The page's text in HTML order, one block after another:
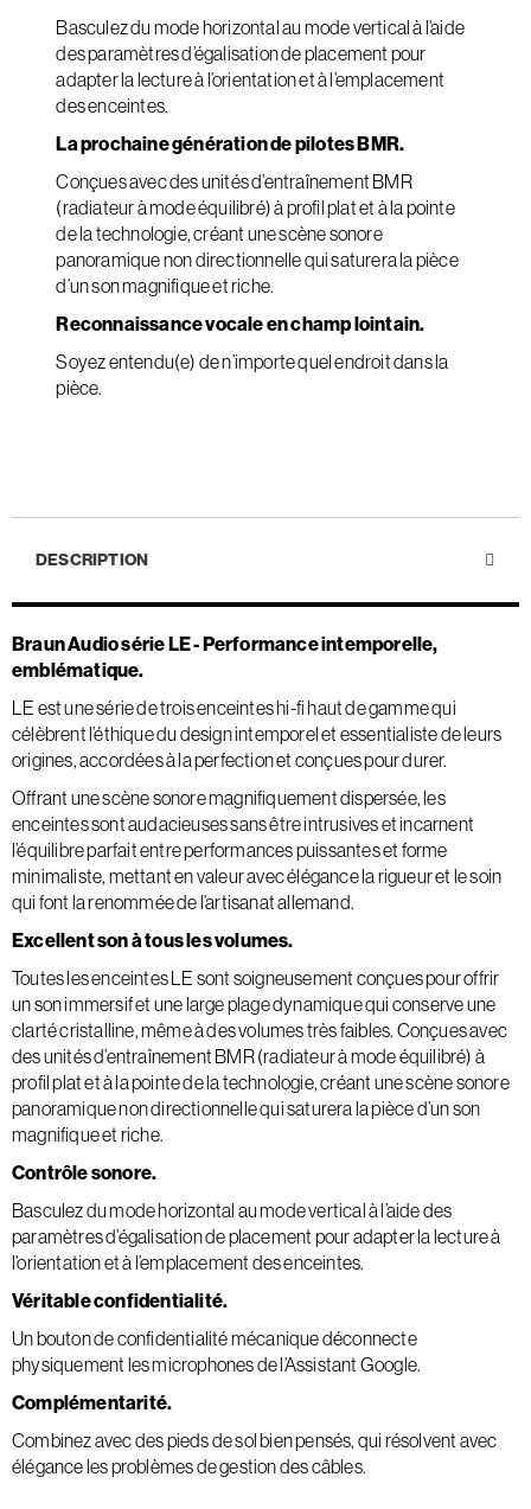
Basculez du mode horizontal au mode vertical à l’aide
des paramètres d’égalisation de placement pour
adapter la lecture à l’orientation et à l’emplacement
des enceintes.
La prochaine génération de pilotes BMR.
Conçues avec des unités d’entraînement BMR
(radiateur à mode équilibré) à profil plat et à la pointe
de la technologie, créant une scène sonore
panoramique non directionnelle qui saturera la pièce
d’un son magnifique et riche.
Reconnaissance vocale en champ lointain.
Soyez entendu(e) de n’importe quel endroit dans la
pièce.
DESCRIPTION
Braun Audio série LE - Performance intemporelle,
emblématique.
LE est une série de trois enceintes hi-fi haut de gamme qui
célèbrent l’éthique du design intemporel et essentialiste de leurs
origines, accordées à la perfection et conçues pour durer.
Offrant une scène sonore magnifiquement dispersée, les
enceintes sont audacieuses sans être intrusives et incarnent
l’équilibre parfait entre performances puissantes et forme
minimaliste, mettant en valeur avec élégance la rigueur et le soin
qui font la renommée de l’artisanat allemand.
Excellent son à tous les volumes.
Toutes les enceintes LE sont soigneusement conçues pour offrir
un son immersif et une large plage dynamique qui conserve une
clarté cristalline, même à des volumes très faibles. Conçues avec
des unités d’entraînement BMR (radiateur à mode équilibré) à
profil plat et à la pointe de la technologie, créant une scène sonore
panoramique non directionnelle qui saturera la pièce d’un son
magnifique et riche.
Contrôle sonore.
Basculez du mode horizontal au mode vertical à l’aide des
paramètres d’égalisation de placement pour adapter la lecture à
l’orientation et à l’emplacement des enceintes.
Véritable confidentialité.
Un bouton de confidentialité mécanique déconnecte
physiquement les microphones de l’Assistant Google.
Complémentarité.
Combinez avec des pieds de sol bien pensés, qui résolvent avec
élégance les problèmes de gestion des câbles.